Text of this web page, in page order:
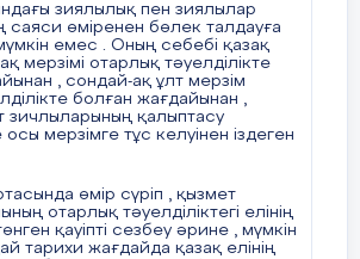
зиялылық пен зиялылар
саяси өміренен бөлек талдауға
емес . Оның себебі қазақ
мерзімі отарлық тәуелділікте
, сондай-ақ ұлт мерзім
болған жағдайынан ,
зичлыларының қалыптасу
осы мерзімге тұс келуінен іздеген
өмір сүріп , қызмет
отарлық тәуелділіктегі елінің
қауіпті сезбеу әрине , мүмкін
тарихи жағдайда қазақ елінің